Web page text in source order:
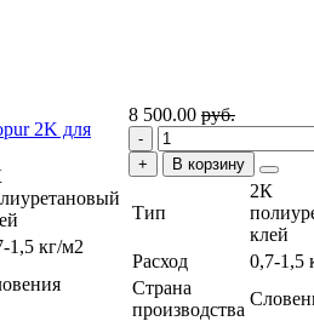
2K для
1,5 кг/м2
8 500.00 руб.
В корзину
Тип
2К
клей
Расход
0,7-1,5
Страна
производства